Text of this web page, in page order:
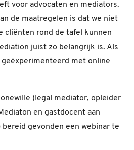
voor advocaten en mediators.
de maatregelen is dat we niet
cliënten rond de tafel kunnen
juist zo belangrijk is. Als
met online
(legal mediator, opleider
en gastdocent aan
gevonden een webinar te